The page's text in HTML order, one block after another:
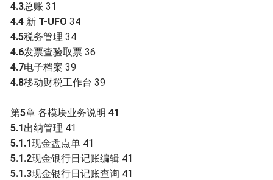
4.3总账 31
4.4 新 T-UFO 34
4.5税务管理 34
4.6发票查验取票 36
4.7电子档案 39
4.8移动财税工作台 39
第5章 各模块业务说明41
5.1出纳管理 41
5.1.1现金盘点单 41
5.1.2现金银行日记账编辑 41
5.1.3现金银行日记账查询 41